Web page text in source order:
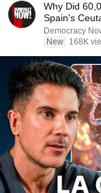
Why Did
Spain's
Democracy
New
168K